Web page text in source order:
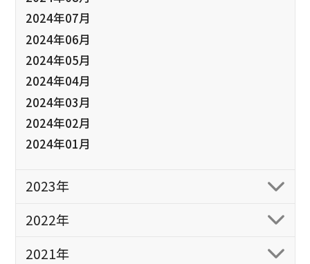
2024年07月
2024年06月
2024年05月
2024年04月
2024年03月
2024年02月
2024年01月
2023年
2022年
2021年